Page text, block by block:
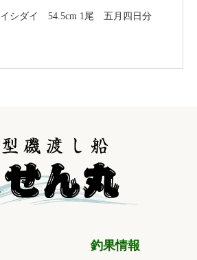
イシダイ 54.5cm 1尾 五月四日分
釣果情報